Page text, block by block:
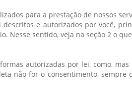
para a prestação de nossos
e autorizados por você,
Nesse sentido, veja na seção 2 o
autorizadas por lei, como,
não for o consentimento,